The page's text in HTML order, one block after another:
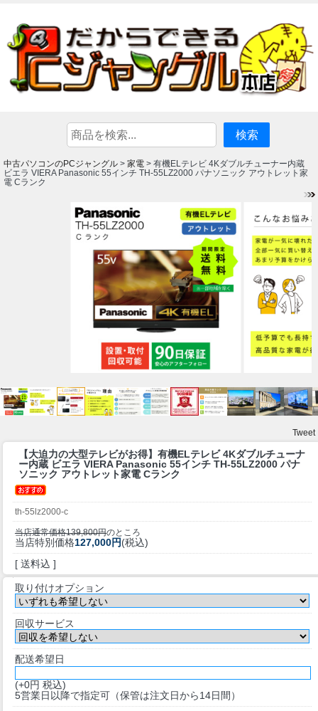
中古パソコンのPCジャングル > 家電 > 有機ELテレビ 4Kダブルチューナー内蔵
ビエラ VIERA Panasonic 55インチ TH-55LZ2000 パナソニック アウトレット家
電 Cランク
Tweet
【大迫力の大型テレビがお得】 有機ELテレビ 4Kダブルチューナ
ー内蔵 ビエラ VIERA Panasonic 55インチ TH-55LZ2000 パナ
ソニック アウトレット家電 Cランク
th-55lz2000-c
当店通常価格139,800円のところ
当店特別価格127,000円(税込)
[ 送料込 ]
取り付けオプション
回収サービス
配送希望日
(+0円 税込)
5営業日以降で指定可（保管は注文日から14日間）